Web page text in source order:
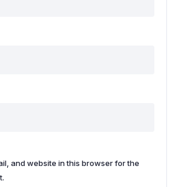
and website in this browser for the